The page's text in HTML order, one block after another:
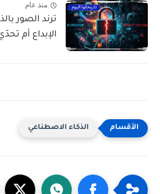
منذ عام
ترند الصور
الإبداع أم
الذكاء الاصطناعي